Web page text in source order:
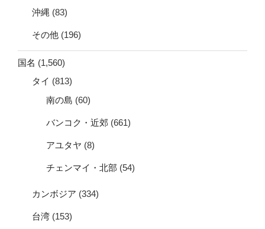
沖縄 (83)
その他 (196)
国名 (1,560)
タイ (813)
南の島 (60)
バンコク・近郊 (661)
アユタヤ (8)
チェンマイ・北部 (54)
カンボジア (334)
台湾 (153)